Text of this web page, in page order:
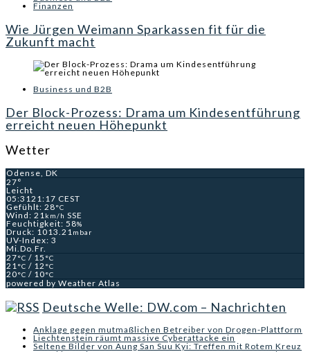
Finanzen
Wie Jürgen Weimann Sparkassen fit für die
Zukunft macht
Business und B2B
Der Block-Prozess: Drama um Kindesentführung
erreicht neuen Höhepunkt
Wetter
Odense, DK
27°
Leicht
05:3121:17 CEST
Gefühlt: 28°C
Wind: 21km/h SSE
Feuchtigkeit: 58%
Druck: 1013.21mbar
UV-Index: 3
Mi.Do.Fr.
27°C / 15 °C
21°C / 12 °C
20°C / 10°C
powered by Weather Atlas
Deutsche Welle: DW.com – Nachrichten
Anklage gegen mutmaßlichen Betreiber von Drogen-Plattform
Liechtenstein räumt massive Cyberattacke ein
Seltene Bilder von Aung San Suu Kyi: Treffen mit Rotem Kreuz